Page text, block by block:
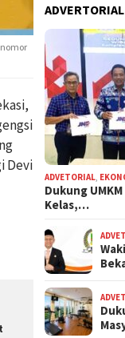
Devi
ADVERTORIAL
ADVETORIAL
Dukung
Kelas,…